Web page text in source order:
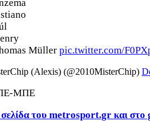
Müller pic.twitter.com/
(Alexis) (@2010MisterChip)
ΜΠΕ
του metrosport.gr και στο